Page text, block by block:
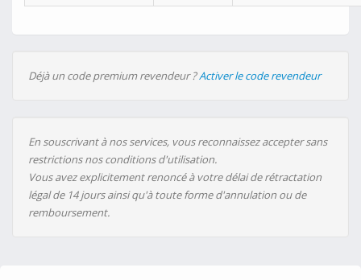
Déjà un code premium revendeur ?Activer le code revendeur
En souscrivant à nos services, vous reconnaissez accepter sans
restrictions nos conditions d'utilisation.
Vous avez explicitement renoncé à votre délai de rétractation
légal de 14 jours ainsi qu'à toute forme d'annulation ou de
remboursement.